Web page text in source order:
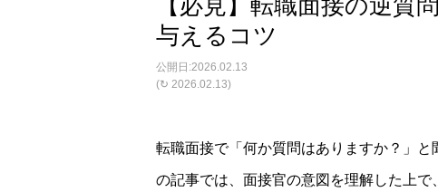
【必見】転職面接の逆質
与えるコツ
2026.02.13
(↻ 2026.02.13)
転職面接で「何か質問はありますか？」
の記事では、面接官の意図を理解した上